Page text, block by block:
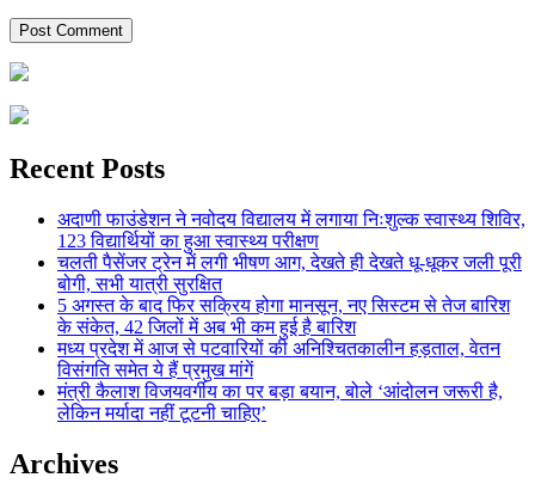
Recent Posts
अदाणी फाउंडेशन ने नवोदय विद्यालय में लगाया निःशुल्क स्वास्थ्य शिविर,
123 विद्यार्थियों का हुआ स्वास्थ्य परीक्षण
चलती पैसेंजर ट्रेन में लगी भीषण आग, देखते ही देखते धू-धूकर जली पूरी
बोगी, सभी यात्री सुरक्षित
5 अगस्त के बाद फिर सक्रिय होगा मानसून, नए सिस्टम से तेज बारिश
के संकेत, 42 जिलों में अब भी कम हुई है बारिश
मध्य प्रदेश में आज से पटवारियों की अनिश्चितकालीन हड़ताल, वेतन
विसंगति समेत ये हैं प्रमुख मांगें
मंत्री कैलाश विजयवर्गीय का पर बड़ा बयान, बोले ‘आंदोलन जरूरी है,
लेकिन मर्यादा नहीं टूटनी चाहिए’
Archives